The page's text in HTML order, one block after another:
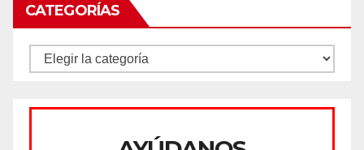
CATEGORÍAS
CATEGORÍAS